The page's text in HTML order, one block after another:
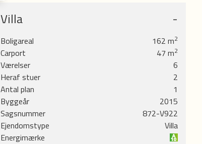
Villa -
Boligareal 162 m2
Carport 47 m2
Værelser
6
Heraf stuer
2
Antal plan
1
Byggeår
2015
Sagsnummer
872-V922
Ejendomstype
Villa
Energimærke